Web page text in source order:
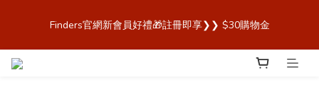
商城，購買最安心！】
Finders官網新會員好禮🎁註冊即享❯❯ $30購物金
歡迎來到 Finders🎉【Blender Bottle x Owala 台灣官方代理直營